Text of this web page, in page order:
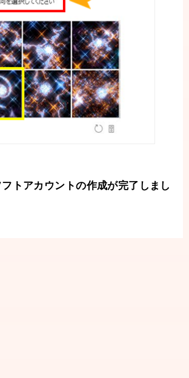
トアカウントの作成が完了しまし